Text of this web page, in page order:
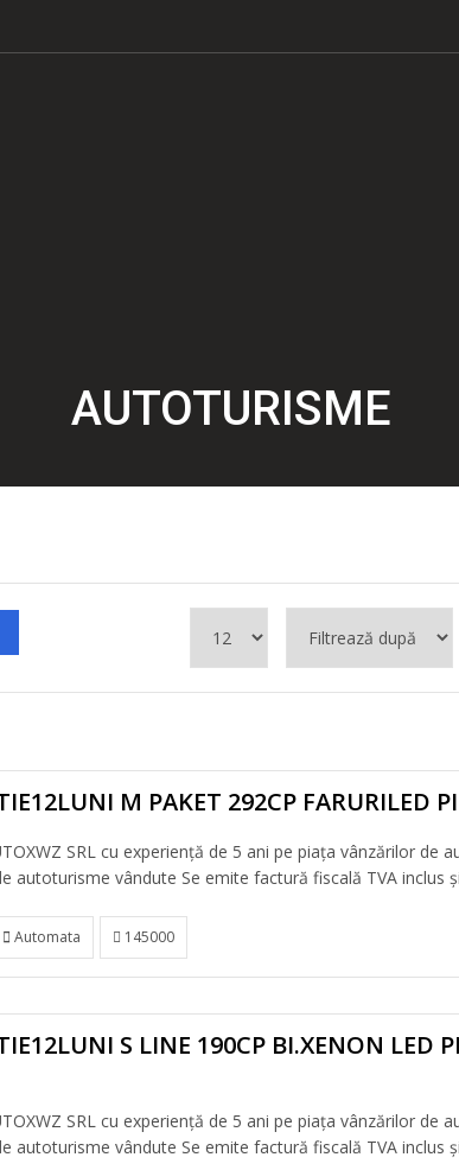
AUTOTURISME
M PAKET 292CP FARURILED
SRL cu experiență de 5 ani pe piața vânzărilor de
autoturisme vândute Se emite factură fiscală TVA inclus
Automata 145000
S LINE 190CP BI.XENON LED
SRL cu experiență de 5 ani pe piața vânzărilor de
autoturisme vândute Se emite factură fiscală TVA inclus